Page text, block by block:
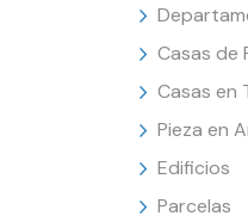
Casas de
Casas en
Pieza en
Edificios
Parcelas